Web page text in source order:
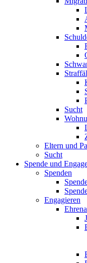
Sucht
Eltern und
Sucht
Spende und
Spenden
Engagieren